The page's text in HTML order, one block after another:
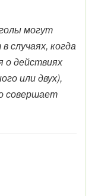
могут
случаях, когда
о действиях
или двух),
совершает